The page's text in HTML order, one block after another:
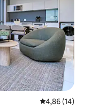
Средна
4,86 (14)